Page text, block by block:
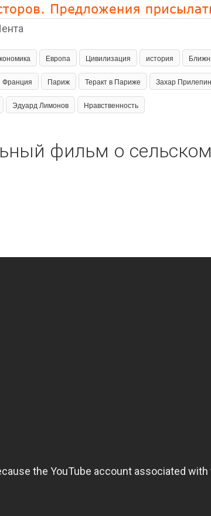
Европа Цивилизация история
Франция Париж Теракт в Париже Захар Прилепин
Эдуард Лимонов Нравственность
фильм о